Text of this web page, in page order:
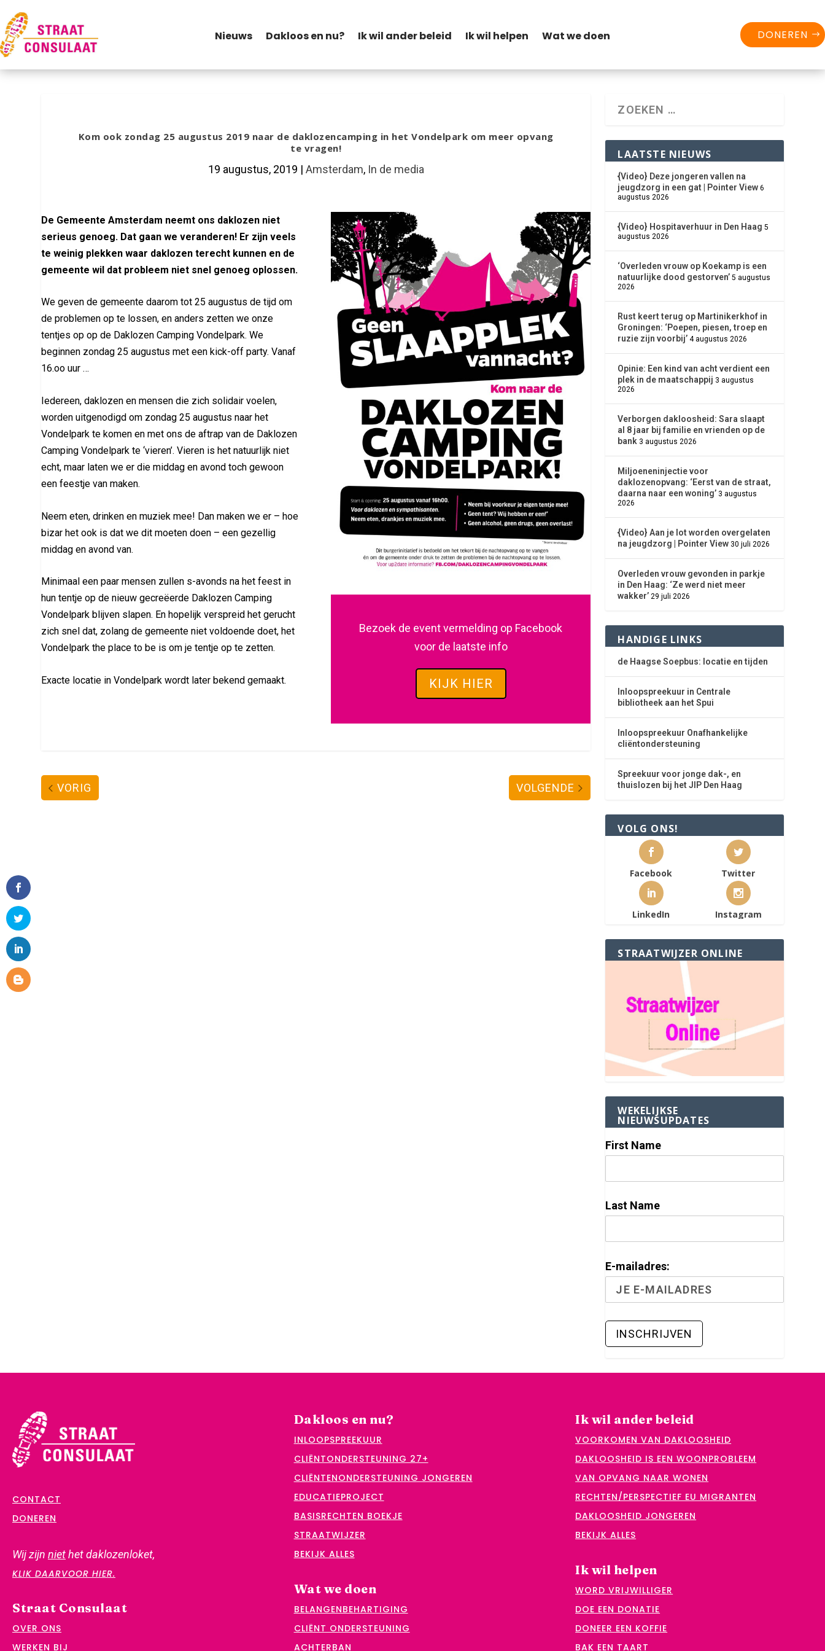
Nieuws Dakloos en nu? Ik wil ander beleid Ik wil helpen Wat we doen DONEREN
Kom ook zondag 25 augustus 2019 naar de daklozencamping in het Vondelpark om meer opvang
te vragen!
19 augustus, 2019 | Amsterdam, In de media
De Gemeente Amsterdam neemt ons daklozen niet
serieus genoeg. Dat gaan we veranderen! Er zijn veels
te weinig plekken waar daklozen terecht kunnen en de
gemeente wil dat probleem niet snel genoeg oplossen.
We geven de gemeente daarom tot 25 augustus de tijd om
de problemen op te lossen, en anders zetten we onze
tentjes op op de Daklozen Camping Vondelpark. We
beginnen zondag 25 augustus met een kick-off party. Vanaf
16.oo uur …
Iedereen, daklozen en mensen die zich solidair voelen,
worden uitgenodigd om zondag 25 augustus naar het
Vondelpark te komen en met ons de aftrap van de Daklozen
Camping Vondelpark te ‘vieren’. Vieren is het natuurlijk niet
echt, maar laten we er die middag en avond toch gewoon
een feestje van maken.
Neem eten, drinken en muziek mee! Dan maken we er – hoe
bizar het ook is dat we dit moeten doen – een gezellig
middag en avond van.
Minimaal een paar mensen zullen s-avonds na het feest in
hun tentje op de nieuw gecreëerde Daklozen Camping
Vondelpark blijven slapen. En hopelijk verspreid het gerucht
zich snel dat, zolang de gemeente niet voldoende doet, het
Vondelpark the place to be is om je tentje op te zetten.
Exacte locatie in Vondelpark wordt later bekend gemaakt.
Facebook LinkedIn
Blogger
Bezoek de event vermelding op Facebook
voor de laatste info
KIJK HIER
VORIG VOLGENDE
LAATSTE NIEUWS
{Video} Deze jongeren vallen na
jeugdzorg in een gat | Pointer View 6
augustus 2026
{Video} Hospitaverhuur in Den Haag 5
augustus 2026
‘Overleden vrouw op Koekamp is een
natuurlijke dood gestorven’ 5 augustus
2026
Rust keert terug op Martinikerkhof in
Groningen: ‘Poepen, piesen, troep en
ruzie zijn voorbij’ 4 augustus 2026
Opinie: Een kind van acht verdient een
plek in de maatschappij 3 augustus
2026
Verborgen dakloosheid: Sara slaapt
al 8 jaar bij familie en vrienden op de
bank 3 augustus 2026
Miljoeneninjectie voor
daklozenopvang: ‘Eerst van de straat,
daarna naar een woning’ 3 augustus
2026
{Video} Aan je lot worden overgelaten
na jeugdzorg | Pointer View 30 juli 2026
Overleden vrouw gevonden in parkje
in Den Haag: ‘Ze werd niet meer
wakker’ 29 juli 2026
HANDIGE LINKS
de Haagse Soepbus: locatie en tijden
Inloopspreekuur in Centrale
bibliotheek aan het Spui
Inloopspreekuur Onafhankelijke
cliëntondersteuning
Spreekuur voor jonge dak-, en
thuislozen bij het JIP Den Haag
VOLG ONS!
Facebook Twitter
LinkedIn Instagram
STRAATWIJZER ONLINE
WEKELIJKSE
NIEUWSUPDATES
First Name
Last Name
E-mailadres:
CONTACT
DONEREN
Wij zijn niethet daklozenloket,
KLIK DAARVOOR HIER.
Straat Consulaat
OVER ONS
WERKEN BIJ
Dakloos en nu?
INLOOPSPREEKUUR
CLIËNTONDERSTEUNING 27+
CLIËNTENONDERSTEUNING JONGEREN
EDUCATIEPROJECT
BASISRECHTEN BOEKJE
STRAATWIJZER
BEKIJK ALLES
Wat we doen
BELANGENBEHARTIGING
CLIËNT ONDERSTEUNING
ACHTERBAN
Ik wil ander beleid
VOORKOMEN VAN DAKLOOSHEID
DAKLOOSHEID IS EEN WOONPROBLEEM
VAN OPVANG NAAR WONEN
RECHTEN/PERSPECTIEF EU MIGRANTEN
DAKLOOSHEID JONGEREN
BEKIJK ALLES
Ik wil helpen
WORD VRIJWILLIGER
DOE EEN DONATIE
DONEER EEN KOFFIE
BAK EEN TAART